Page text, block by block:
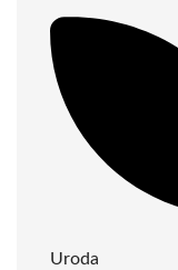
Uroda